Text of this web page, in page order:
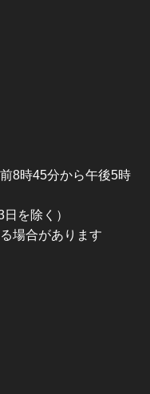
8時45分から午後5時
を除く）
場合があります